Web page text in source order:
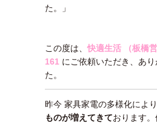
た。」
この度は、快適生活 （板橋営
161 にご依頼いただき、あ
た。
昨今 家具家電の多様化により
ものが増えてきております